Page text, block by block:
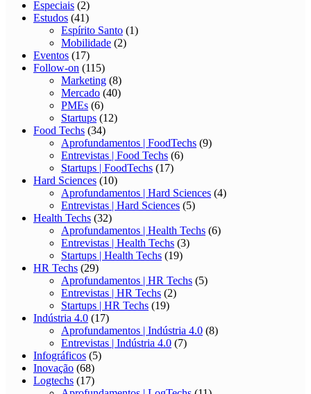
Especiais (2)
Estudos (41)
Espírito Santo (1)
Mobilidade (2)
Eventos (17)
Follow-on (115)
Marketing (8)
Mercado (40)
PMEs (6)
Startups (12)
Food Techs (34)
Aprofundamentos | FoodTechs (9)
Entrevistas | Food Techs (6)
Startups | FoodTechs (17)
Hard Sciences (10)
Aprofundamentos | Hard Sciences (4)
Entrevistas | Hard Sciences (5)
Health Techs (32)
Aprofundamentos | Health Techs (6)
Entrevistas | Health Techs (3)
Startups | Health Techs (19)
HR Techs (29)
Aprofundamentos | HR Techs (5)
Entrevistas | HR Techs (2)
Startups | HR Techs (19)
Indústria 4.0 (17)
Aprofundamentos | Indústria 4.0 (8)
Entrevistas | Indústria 4.0 (7)
Infográficos (5)
Inovação (68)
Logtechs (17)